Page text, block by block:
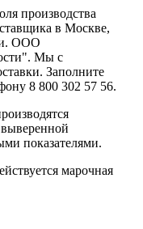
производства
в Москве,
ООО
Мы с
Заполните
8 800 302 57 56.
показателями.
марочная